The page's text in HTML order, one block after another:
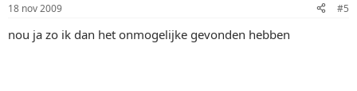
18 nov 2009 #5
nou ja zo ik dan het onmogelijke gevonden hebben